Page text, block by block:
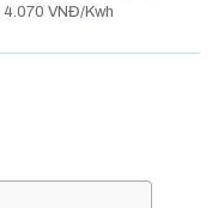
4.070 VNĐ/Kwh